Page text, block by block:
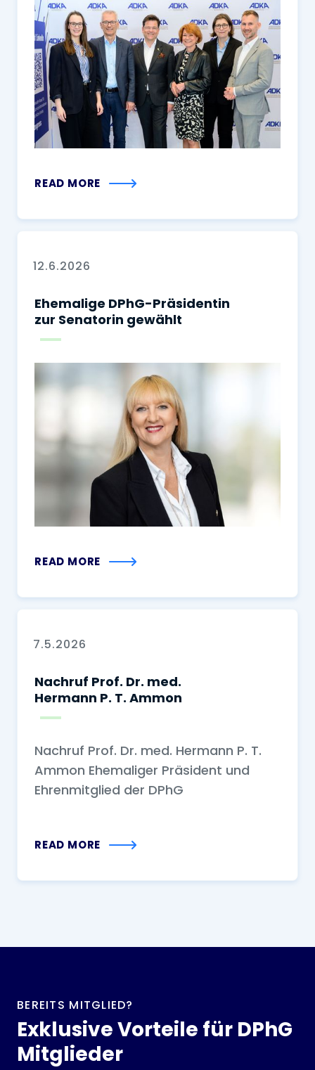
READ MORE
12.6.2026
Ehemalige DPhG-Präsidentin
zur Senatorin gewählt
READ MORE
7.5.2026
Nachruf Prof. Dr. med.
Hermann P. T. Ammon
Nachruf Prof. Dr. med. Hermann P. T.
Ammon Ehemaliger Präsident und
Ehrenmitglied der DPhG
READ MORE
BEREITS MITGLIED?
Exklusive Vorteile für DPhG
Mitglieder